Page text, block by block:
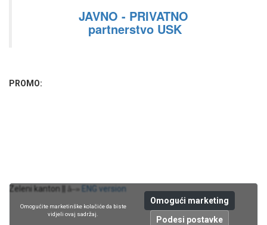
JAVNO - PRIVATNO
partnerstvo USK
PROMO:
Omogućite marketinške kolačiće da biste
vidjeli ovaj sadržaj.
Omogući marketing
Podesi postavke
Zeleni kanton || â–» ENG version